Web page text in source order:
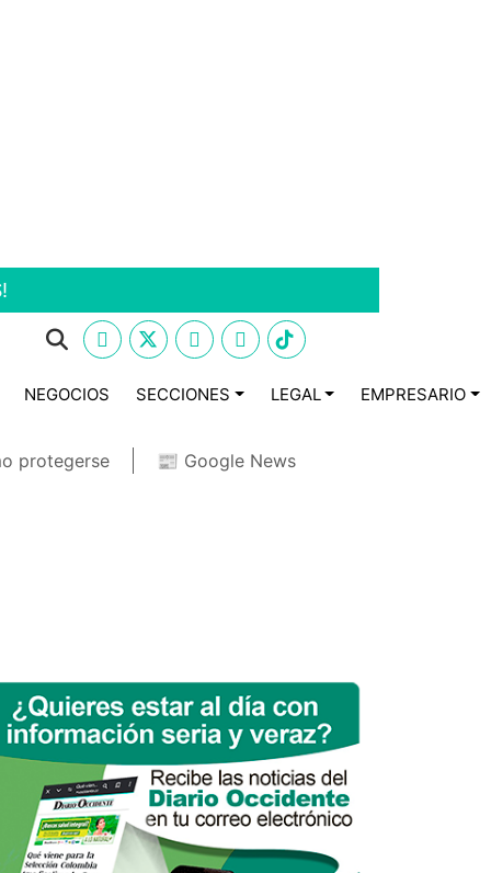
NEGOCIOS SECCIONES LEGAL EMPRESARIO
protegerse 📰 Google News